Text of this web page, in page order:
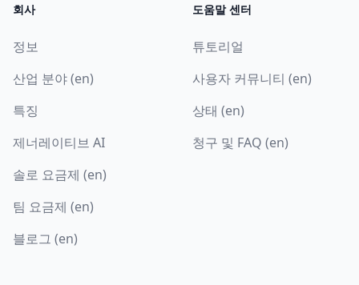
회사
정보
산업 분야 (en)
특징
제너레이티브 AI
솔로 요금제 (en)
팀 요금제 (en)
블로그 (en)
도움말 센터
튜토리얼
사용자 커뮤니티 (en)
상태 (en)
청구 및 FAQ (en)